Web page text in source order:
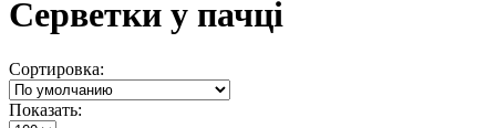
Серветки у пачці
Сортировка:
Показать: